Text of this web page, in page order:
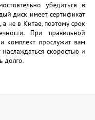
убедиться в
диск имеет сертификат
а не в Китае, поэтому срок
При правильной
комплект прослужит вам
скоростью и
долго.